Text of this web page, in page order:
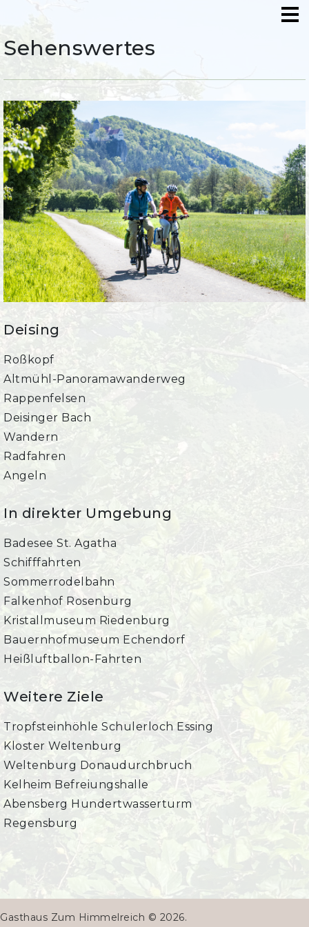
Sehenswertes
Deising
Roßkopf
Altmühl-Panoramawanderweg
Rappenfelsen
Deisinger Bach
Wandern
Radfahren
Angeln
In direkter Umgebung
Badesee St. Agatha
Schifffahrten
Sommerrodelbahn
Falkenhof Rosenburg
Kristallmuseum Riedenburg
Bauernhofmuseum Echendorf
Heißluftballon-Fahrten
Weitere Ziele
Tropfsteinhöhle Schulerloch Essing
Kloster Weltenburg
Weltenburg Donaudurchbruch
Kelheim Befreiungshalle
Abensberg Hundertwasserturm
Regensburg
Gasthaus Zum Himmelreich © 2026.